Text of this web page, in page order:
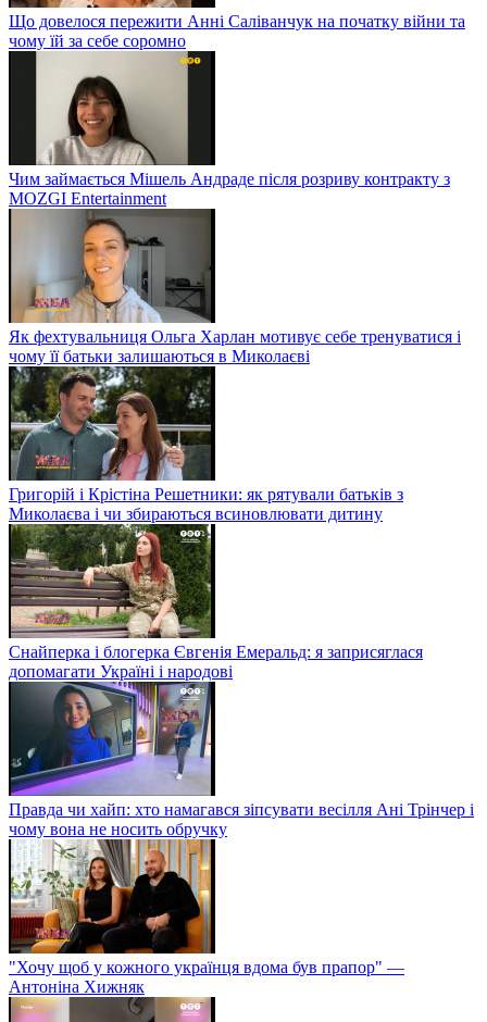
Що довелося пережити Анні Саліванчук на початку війни та
чому їй за себе соромно
Чим займається Мішель Андраде після розриву контракту з
MOZGI Entertainment
Як фехтувальниця Ольга Харлан мотивує себе тренуватися і
чому її батьки залишаються в Миколаєві
Григорій і Крістіна Решетники: як рятували батьків з
Миколаєва і чи збираються всиновлювати дитину
Снайперка і блогерка Євгенія Емеральд: я заприсяглася
допомагати Україні і народові
Правда чи хайп: хто намагався зіпсувати весілля Ані Трінчер і
чому вона не носить обручку
"Хочу щоб у кожного українця вдома був прапор" —
Антоніна Хижняк